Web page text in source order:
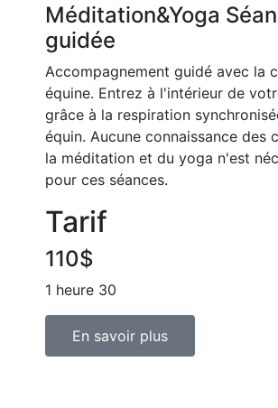
Méditation&Yoga
guidée
Accompagnement guidé avec la
équine. Entrez à l'intérieur de
grâce à la respiration
équin. Aucune connaissance des
la méditation et du yoga n'est
pour ces séances.
Tarif
110$
1 heure 30
En savoir plus